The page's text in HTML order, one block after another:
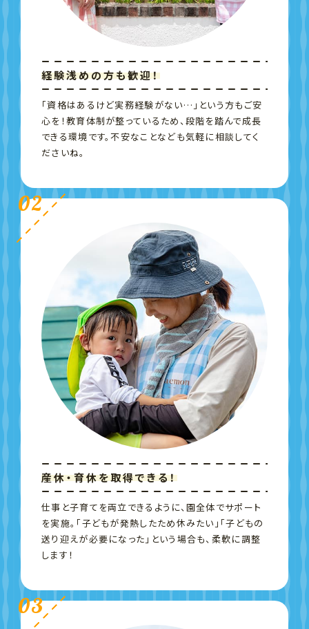
経験浅めの方も歓迎！
「資格はあるけど実務経験がない…」という方もご安
心を！教育体制が整っているため、段階を踏んで成長
できる環境です。不安なことなども気軽に相談してく
ださいね。
02
産休・育休を取得できる！
仕事と子育てを両立できるように、園全体でサポート
を実施。「子どもが発熱したため休みたい」「子どもの
送り迎えが必要になった」という場合も、柔軟に調整
します！
03